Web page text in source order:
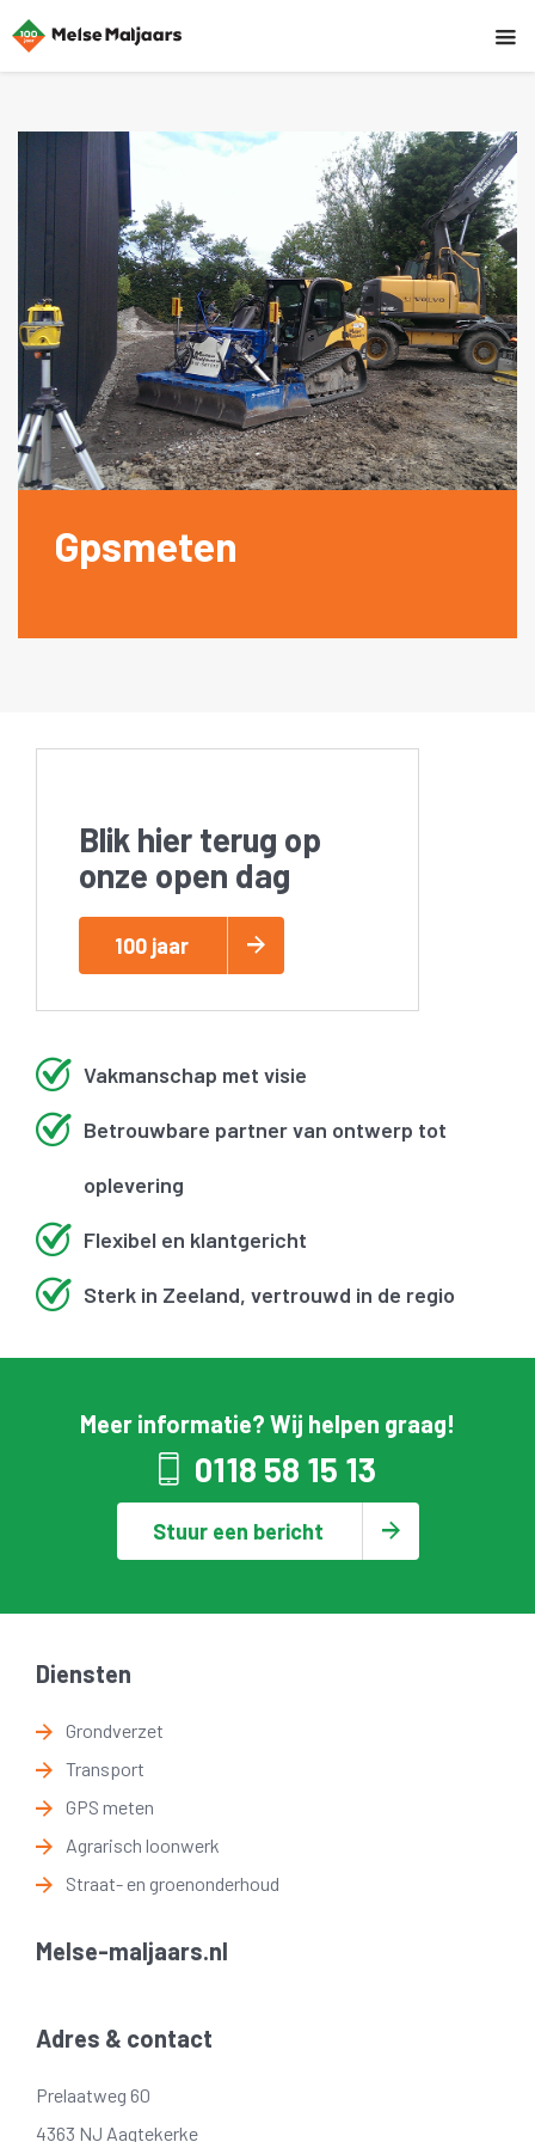
Gpsmeten
Blik hier terug op
onze open dag
100 jaar
Vakmanschap met visie
Betrouwbare partner van ontwerp tot
oplevering
Flexibel en klantgericht
Sterk in Zeeland, vertrouwd in de regio
Meer informatie? Wij helpen graag!
0118 58 15 13
Stuur een bericht
Diensten
Grondverzet
Transport
GPS meten
Agrarisch loonwerk
Straat- en groenonderhoud
Melse-maljaars.nl
Adres & contact
Prelaatweg 60
4363 NJ Aagtekerke